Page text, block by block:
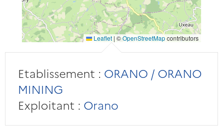
Leaflet | ©OpenStreetMapcontributors
Etablissement : ORANO / ORANO
MINING
Exploitant : Orano